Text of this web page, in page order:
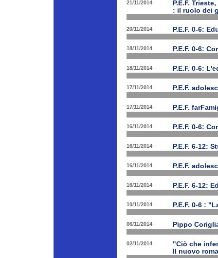
21/11/2014
P.E.F.
: il ruolo dei
20/11/2014 P.E.F. 0-6:
18/11/2014 P.E.F. 0-6:
18/11/2014 P.E.F. 0-6:
17/11/2014 P.E.F.
17/11/2014 P.E.F.
16/11/2014 P.E.F. 0-6:
16/11/2014 P.E.F. 6-12:
16/11/2014 P.E.F.
16/11/2014 P.E.F. 6-12:
10/11/2014 P.E.F. 0-6 :
06/11/2014 Pippo
02/11/2014
"Ciò che
Il nuovo